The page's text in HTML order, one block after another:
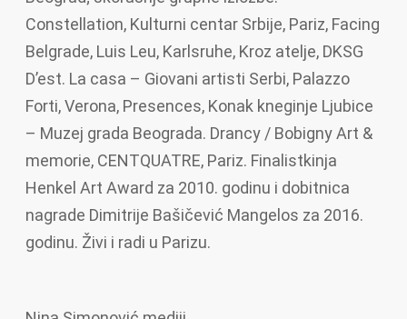
Constellation, Kulturni centar Srbije, Pariz, Facing
Belgrade, Luis Leu, Karlsruhe, Kroz atelje, DKSG
D’est. La casa – Giovani artisti Serbi, Palazzo
Forti, Verona, Presences, Konak kneginje Ljubice
– Muzej grada Beograda. Drancy / Bobigny Art &
memorie, CENTQUATRE, Pariz. Finalistkinja
Henkel Art Award za 2010. godinu i dobitnica
nagrade Dimitrije Bašičević Mangelos za 2016.
godinu. Živi i radi u Parizu.